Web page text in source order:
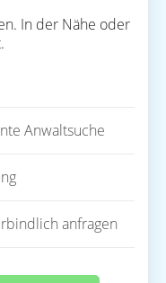
In der Nähe oder
Anwaltsuche
anfragen